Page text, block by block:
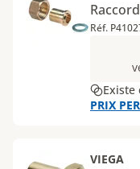
Réf.
Existe
PRIX
VIEGA